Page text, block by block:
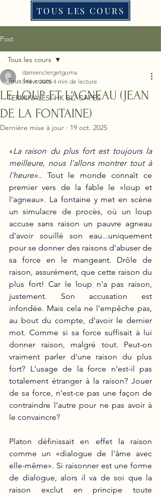
TOUS LES COURS
Post
Tous les cours
TERMINALES/ HK BL/ CAPES
Tous les cours
LE LOUP ET L'AGNEAU (JEAN
DE LA FONTAINE)
damienclergetgurna
5 févr. 2025 4 min de lecture
Dernière mise à jour : 19 oct. 2025
«La raison du plus fort est toujours la
meilleure, nous l'allons montrer tout à
l'heure».. Tout le monde connaît ce
premier vers de la fable le «loup et
l'agneau». La fontaine y met en scène
un simulacre de procès, où un loup
accuse sans raison un pauvre agneau
d'avoir souillé son eau...uniquement
pour se donner des raisons d'abuser de
sa force en le mangeant. Drôle de
raison, assurément, que cette raison du
plus fort! Car le loup n'a pas raison,
justement. Son accusation est
infondée. Mais cela ne l'empêche pas,
au bout du compte, d'avoir le dernier
mot. Comme si sa force suffisait à lui
donner raison, malgré tout. Peut-on
vraiment parler d'une raison du plus
fort? L'usage de la force n'est-il pas
totalement étranger à la raison? Jouer
de sa force, n'est-ce pas une façon de
contraindre l'autre pour ne pas avoir à
le convaincre?
Platon définissait en effet la raison
comme un «dialogue de l'âme avec
elle-même». Si raisonner est une forme
de dialogue, alors il va de soi que la
raison exclut en principe toute